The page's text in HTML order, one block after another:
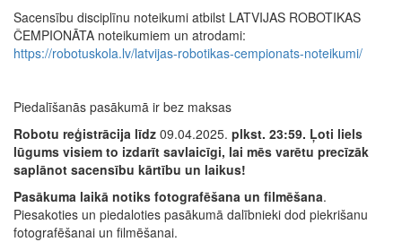
Sacensību disciplīnu noteikumi atbilst LATVIJAS ROBOTIKAS
ČEMPIONĀTA noteikumiem un atrodami:
https://robotuskola.lv/latvijas-robotikas-cempionats-noteikumi/
Piedalīšanās pasākumā ir bez maksas
Robotu reģistrācija līdz 09.04.2025. plkst. 23:59. Ļoti liels
lūgums visiem to izdarīt savlaicīgi, lai mēs varētu precīzāk
saplānot sacensību kārtību un laikus!
Pasākuma laikā notiks fotografēšana un filmēšana.
Piesakoties un piedaloties pasākumā dalībnieki dod piekrišanu
fotografēšanai un filmēšanai.